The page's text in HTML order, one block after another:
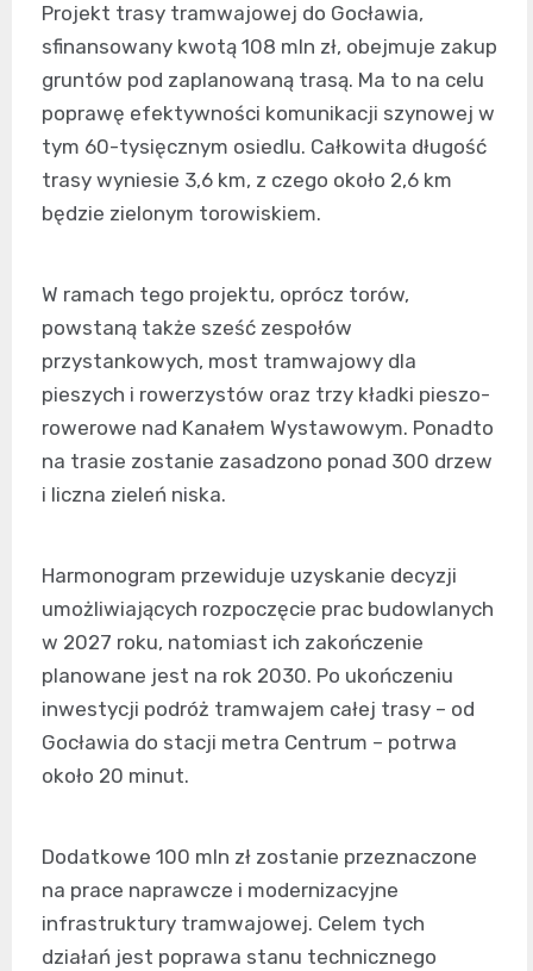
Projekt trasy tramwajowej do Gocławia,
sfinansowany kwotą 108 mln zł, obejmuje zakup
gruntów pod zaplanowaną trasą. Ma to na celu
poprawę efektywności komunikacji szynowej w
tym 60-tysięcznym osiedlu. Całkowita długość
trasy wyniesie 3,6 km, z czego około 2,6 km
będzie zielonym torowiskiem.
W ramach tego projektu, oprócz torów,
powstaną także sześć zespołów
przystankowych, most tramwajowy dla
pieszych i rowerzystów oraz trzy kładki pieszo-
rowerowe nad Kanałem Wystawowym. Ponadto
na trasie zostanie zasadzono ponad 300 drzew
i liczna zieleń niska.
Harmonogram przewiduje uzyskanie decyzji
umożliwiających rozpoczęcie prac budowlanych
w 2027 roku, natomiast ich zakończenie
planowane jest na rok 2030. Po ukończeniu
inwestycji podróż tramwajem całej trasy – od
Gocławia do stacji metra Centrum – potrwa
około 20 minut.
Dodatkowe 100 mln zł zostanie przeznaczone
na prace naprawcze i modernizacyjne
infrastruktury tramwajowej. Celem tych
działań jest poprawa stanu technicznego